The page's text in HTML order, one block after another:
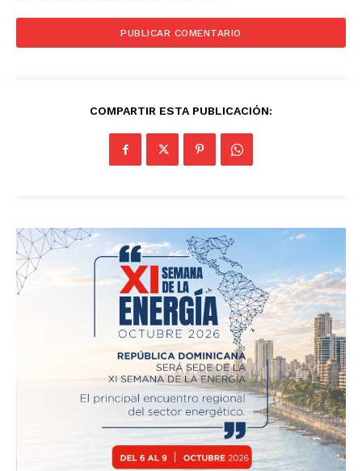
News Week
SUBSCRIBE NOW
COMPARTIR ESTA PUBLICACIÓN: